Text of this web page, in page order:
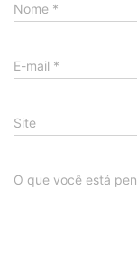
Nome *
E-mail *
Site
O que você está